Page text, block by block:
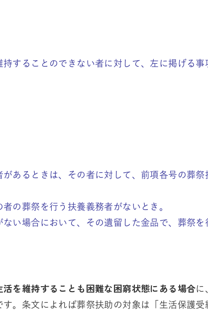
することのできない者に対して、左に掲げる事
あるときは、その者に対して、前項各号の葬
の葬祭を行う扶養義務者がないとき。
い場合において、その遺留した金品で、葬祭を
を維持することも困難な困窮状態にある場合に
。条文によれば葬祭扶助の対象は「生活保護受